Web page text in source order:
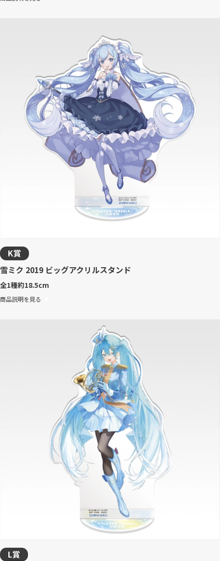
K賞
雪ミク 2019 ビッグアクリルスタンド
全1種約18.5cm
商品説明を見る
L賞